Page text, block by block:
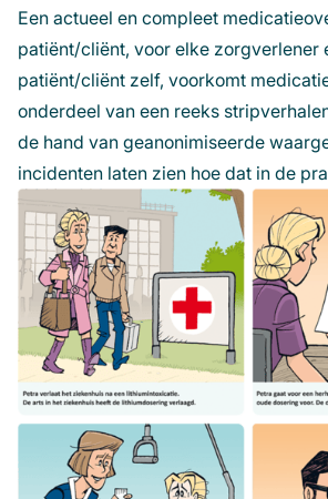
Een actueel en compleet
patiënt/cliënt, voor elke zorgverlener
patiënt/cliënt zelf, voorkomt
onderdeel van een reeks
de hand van geanonimiseerde
incidenten laten zien hoe dat in de